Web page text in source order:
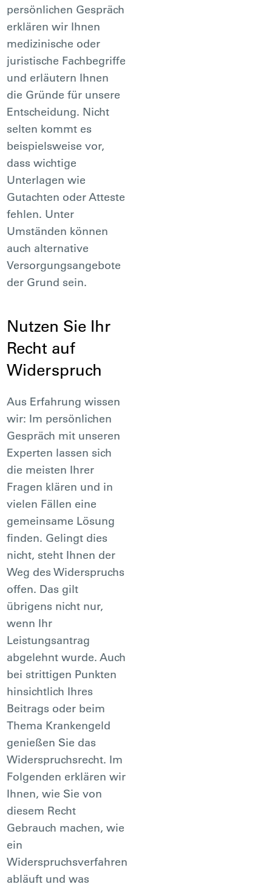
persönlichen Gespräch
erklären wir Ihnen
medizinische oder
juristische Fachbegriffe
und erläutern Ihnen
die Gründe für unsere
Entscheidung. Nicht
selten kommt es
beispielsweise vor,
dass wichtige
Unterlagen wie
Gutachten oder Atteste
fehlen. Unter
Umständen können
auch alternative
Versorgungsangebote
der Grund sein.
Nutzen Sie Ihr
Recht auf
Widerspruch
Aus Erfahrung wissen
wir: Im persönlichen
Gespräch mit unseren
Experten lassen sich
die meisten Ihrer
Fragen klären und in
vielen Fällen eine
gemeinsame Lösung
finden. Gelingt dies
nicht, steht Ihnen der
Weg des Widerspruchs
offen. Das gilt
übrigens nicht nur,
wenn Ihr
Leistungsantrag
abgelehnt wurde. Auch
bei strittigen Punkten
hinsichtlich Ihres
Beitrags oder beim
Thema Krankengeld
genießen Sie das
Widerspruchsrecht. Im
Folgenden erklären wir
Ihnen, wie Sie von
diesem Recht
Gebrauch machen, wie
ein
Widerspruchsverfahren
abläuft und was